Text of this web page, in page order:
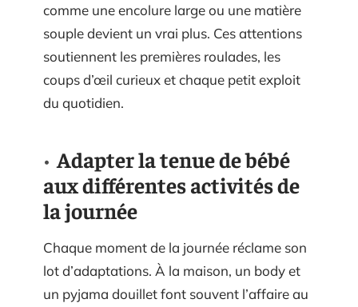
comme une encolure large ou une matière
souple devient un vrai plus. Ces attentions
soutiennent les premières roulades, les
coups d’œil curieux et chaque petit exploit
du quotidien.
Adapter la tenue de bébé
aux différentes activités de
la journée
Chaque moment de la journée réclame son
lot d’adaptations. À la maison, un body et
un pyjama douillet font souvent l’affaire au